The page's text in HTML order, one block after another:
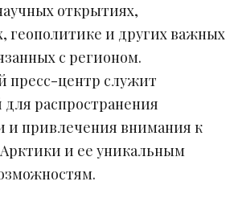
открытиях,
геополитике и других важных
с регионом.
пресс-центр служит
распространения
привлечения внимания к
и ее уникальным